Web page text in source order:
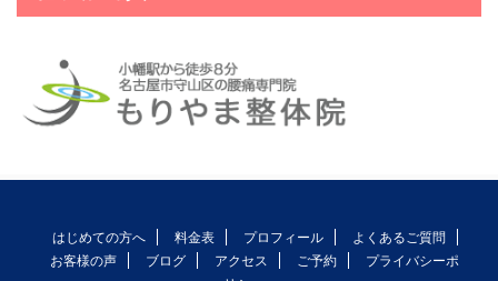
はじめての方へ 料金表 プロフィール
よくあるご質問
お客様の声
ブログ アクセス ご予約
プライバシーポ